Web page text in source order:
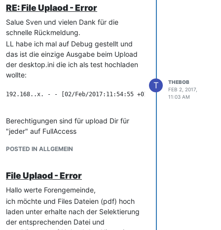
10.0; Win64; x64; rv:50.0)
Gecko/20100101 Firefox/50.0"
x.x.x.x - - [02/Feb/2017:13:55:16
+0100] "POST /cmdb/index.php?
call=file&func=create_new_file_version&
ajax=1&obj_id=1329&category=-1&is_ie
=false&qqfile=desktop.ini HTTP/1.1"
200 804 "
objID=1239&tvMode=1006&catgID=20
Mode=0" "Mozilla/5.0 (Windows NT
10.0; Win64; x64; rv:50.0)
x.x.x.x - - [02/Feb/2017:13:55:22
mod=cmdb&popup=browser_file&ajax=
1 HTTP/1.1" 200 22798 "
inventar/cmdb/index.php?
objID=1239&tvMode=1006&catgID=20
&viewMode=1002&objTypeID=10&edit
Mode=0" "Mozilla/5.0 (Windows NT
RE: File Uplaod - Error
Salue Sven und vielen Dank für die
schnelle Rückmeldung.
LL habe ich mal auf Debug gestellt und
das ist die einzige Ausgabe beim Upload
der desktop.ini die ich als test hochladen
wollte:
192.168..x. - - [02/Feb/2017:11:54:55 +0100] "POST /cmdb/
Berechtigungen sind für upload Dir für
"jeder" auf FullAccess
VG TBC
POSTED IN ALLGEMEIN
T
THEBOB
FEB 2, 2017,
11:03 AM
File Uplaod - Error
Hallo werte Forengemeinde,
ich möchte und Files Dateien (pdf) hoch
laden unter erhalte nach der Selektierung
der entsprechenden Datei und